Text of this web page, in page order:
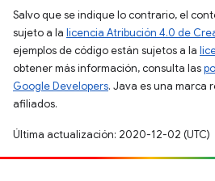
Salvo que se indique lo contrario, el
sujeto a la licencia Atribución 4.0 de
ejemplos de código están sujetos a la
obtener más información, consulta las
Google Developers. Java es una marca
afiliados.
Última actualización: 2020-12-02 (UTC)